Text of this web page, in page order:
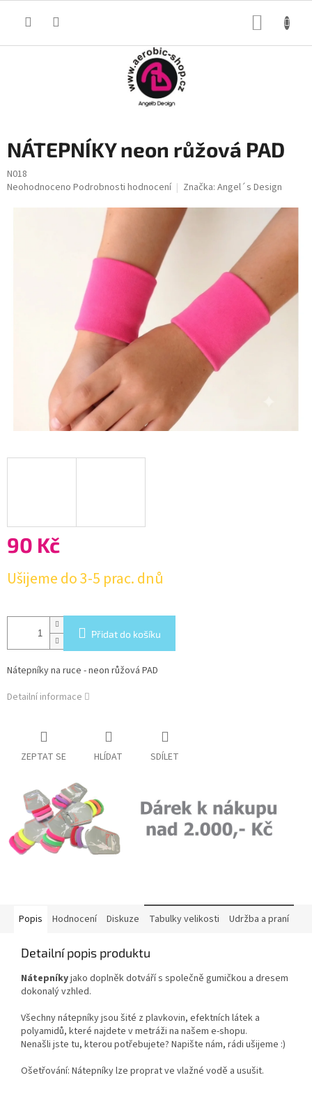
NÁTEPNÍKY neon růžová PAD
N018
Průměrné
Neohodnoceno Podrobnosti hodnocení Značka: Angel´s Design
90 Kč
cena:
Ušijeme do 3-5 prac. dnů
Přidat do košíku
Nátepníky na ruce - neon růžová PAD
Detailní informace
ZEPTAT SE HLÍDAT SDÍLET
Popis Hodnocení Diskuze Tabulky velikosti Udržba a praní
Detailní popis produktu
Nátepníkyjako doplněk dotváří s společně gumičkou a dresem
dokonalý vzhled.
Všechny nátepníky jsou šité z plavkovin, efektních látek a
polyamidů, které najdete v metráži na našem e-shopu.
Nenašli jste tu, kterou potřebujete? Napište nám, rádi ušijeme :)
Ošetřování: Nátepníky lze proprat ve vlažné vodě a usušit.